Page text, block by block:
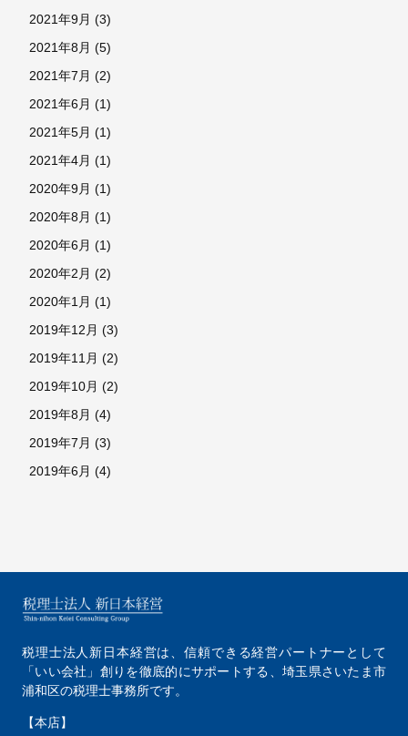
2021年9月 (3)
2021年8月 (5)
2021年7月 (2)
2021年6月 (1)
2021年5月 (1)
2021年4月 (1)
2020年9月 (1)
2020年8月 (1)
2020年6月 (1)
2020年2月 (2)
2020年1月 (1)
2019年12月 (3)
2019年11月 (2)
2019年10月 (2)
2019年8月 (4)
2019年7月 (3)
2019年6月 (4)
税理士法人新日本経営は、信頼できる経営パートナーとして
「いい会社」創りを徹底的にサポートする、 埼玉県さいたま市
浦和区の税理士事務所です。
【本店】